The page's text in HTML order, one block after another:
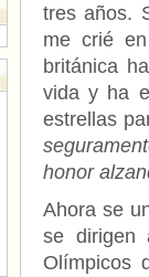
tres años.
me crié
británica
vida y ha
estrellas
honor
Ahora se
se dirigen
Olímpicos